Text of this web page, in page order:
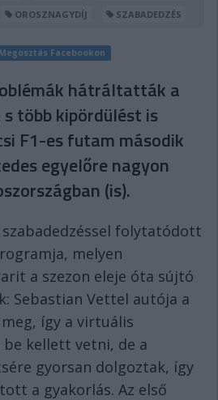
OROSZNAGYDÍJ
SZABADEDZÉS
Megosztás Facebookon
hátráltatták a
több kipördülést is
F1-es futam második
egyelőre nagyon
(is).
folytatódott
melyen
a szezon eleje óta sújtó
Sebastian Vettel autója a
így a virtuális
kellett vetni, de a
gyorsan dolgoztak, így
a gyakorlás. Az első